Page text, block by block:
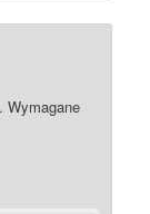
Wymagane